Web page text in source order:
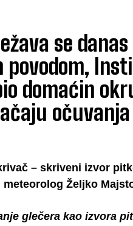
se
povodom,
domaćin
– skriveni izvor
Željko
glečera kao izvora